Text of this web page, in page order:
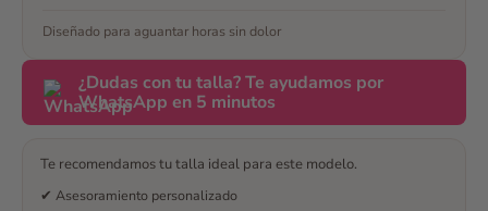
mejores zapatos que
podía tener para mi
boda 🥰 maravillosos
¿Te han convencido
un mensaje
Diseñado para aguantar horas sin dolor
¿Dudas con tu talla? Te ayudamos por
WhatsApp en 5 minutos
Te recomendamos tu talla ideal para este modelo.
✔ Asesoramiento personalizado